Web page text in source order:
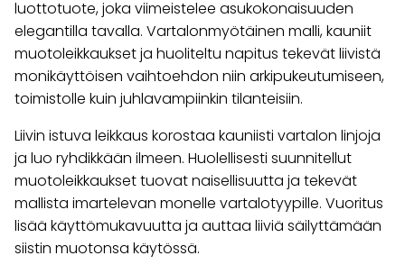
luottotuote, joka viimeistelee asukokonaisuuden
elegantilla tavalla. Vartalonmyötäinen malli, kauniit
muotoleikkaukset ja huoliteltu napitus tekevät liivistä
monikäyttöisen vaihtoehdon niin arkipukeutumiseen,
toimistolle kuin juhlavampiinkin tilanteisiin.
Liivin istuva leikkaus korostaa kauniisti vartalon linjoja
ja luo ryhdikkään ilmeen. Huolellisesti suunnitellut
muotoleikkaukset tuovat naisellisuutta ja tekevät
mallista imartelevan monelle vartalotyypille. Vuoritus
lisää käyttömukavuutta ja auttaa liiviä säilyttämään
siistin muotonsa käytössä.